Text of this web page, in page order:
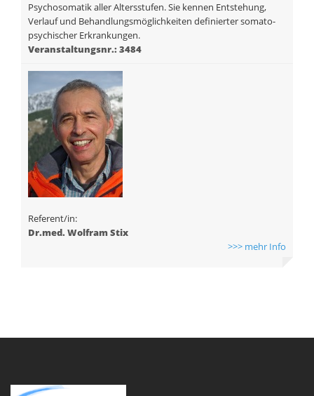
Psychosomatik aller Altersstufen. Sie kennen Entstehung,
Verlauf und Behandlungsmöglichkeiten definierter somato-
psychischer Erkrankungen.
Veranstaltungsnr.: 3484
Referent/in:
Dr.med. Wolfram Stix
>>> mehr Info